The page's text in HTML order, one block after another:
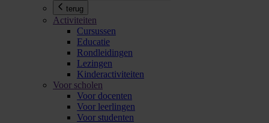
terug
Activiteiten
Cursussen
Educatie
Rondleidingen
Lezingen
Kinderactiviteiten
Voor scholen
Voor docenten
Voor leerlingen
Voor studenten